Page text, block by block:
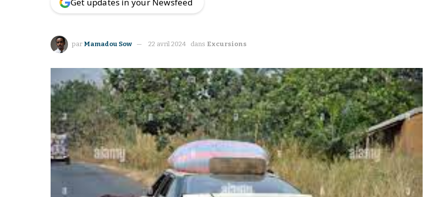
Get updates in your Newsfeed
par Mamadou Sow 22 avril 2024 dans Excursions